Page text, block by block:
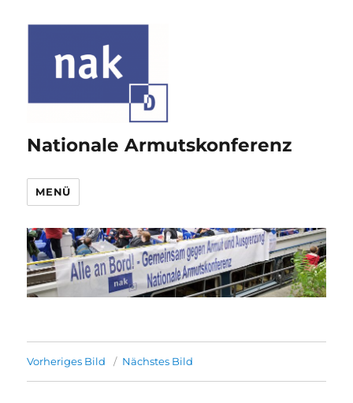
Nationale Armutskonferenz
MENÜ
Vorheriges Bild Nächstes Bild